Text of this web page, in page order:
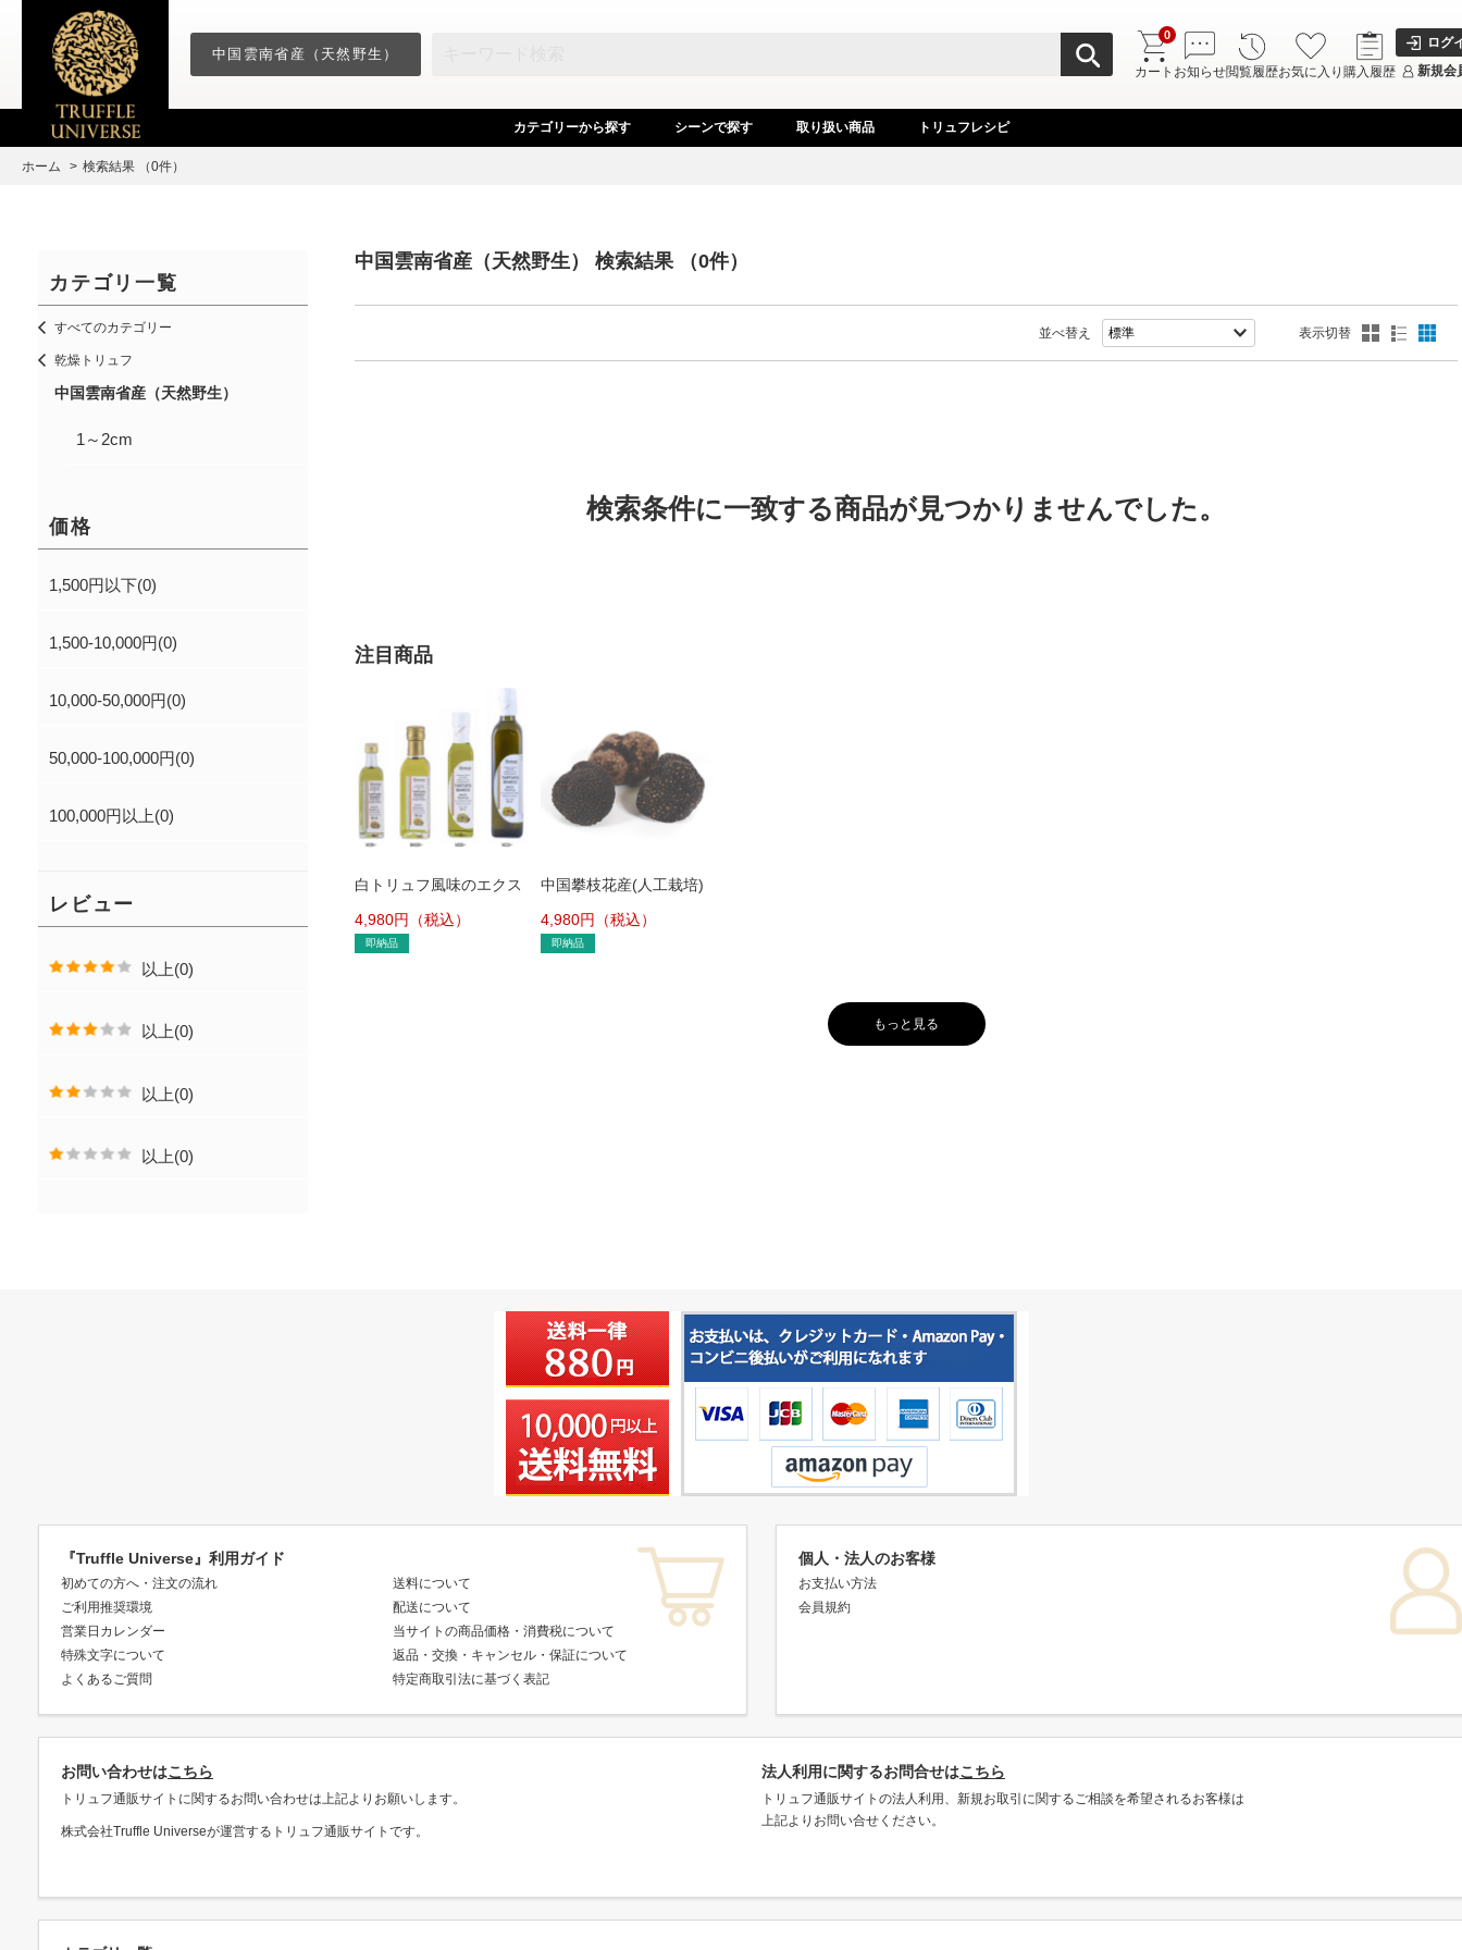
中国雲南省産（天然野生）
0
カート お知らせ閲覧履歴お気に入り 購入履歴
ログ
新規会
カテゴリーから探す シーンで探す 取り扱い商品 トリュフレシピ
ホーム 検索結果 （0件）
カテゴリ一覧
すべてのカテゴリー
乾燥トリュフ
中国雲南省産（天然野生）
1～2cm
価格
1,500円以下(0)
1,500-10,000円(0)
10,000-50,000円(0)
50,000-100,000円(0)
100,000円以上(0)
レビュー
以上(0)
以上(0)
以上(0)
以上(0)
中国雲南省産（天然野生） 検索結果 （0件）
並べ替え 表示切替
検索条件に一致する商品が見つかりませんでした。
注目商品
白トリュフ風味のエクス
トラヴァージンオリーブ
オイル
4,980円（税込）
即納品
中国攀枝花産(人工栽培)
黒トリュフ 50g 2～3cm
4,980円（税込）
即納品
もっと見る
『Truffle Universe』利用ガイド
初めての方へ・注文の流れ
送料について
ご利用推奨環境
配送について
営業日カレンダー
当サイトの商品価格・消費税について
特殊文字について
返品・交換・キャンセル・保証について
よくあるご質問
特定商取引法に基づく表記
個人・法人のお客様
お支払い方法
会員規約
お問い合わせはこちら
トリュフ通販サイトに関するお問い合わせは上記よりお願いします。
株式会社Truffle Universeが運営するトリュフ通販サイトです。
法人利用に関するお問合せはこちら
トリュフ通販サイトの法人利用、新規お取引に関するご相談を希望されるお客様は
上記よりお問い合せください。